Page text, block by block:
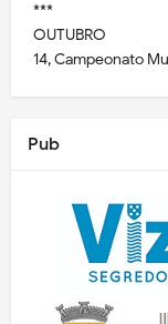
***
OUTUBRO
14, Campeonato
Pub